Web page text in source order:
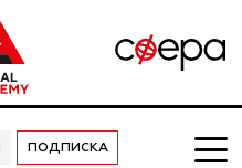
ПОДПИСКА